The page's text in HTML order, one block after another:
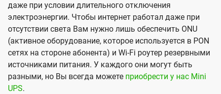
даже при условии длительного отключения
электроэнергии. Чтобы интернет работал даже при
отсутствии света Вам нужно лишь обеспечить ONU
(активное оборудование, которое используется в PON
сетях на стороне абонента) и Wi-Fi роутер резервными
источниками питания. У каждого они могут быть
разными, но Вы всегда можете приобрести у нас Mini
UPS.